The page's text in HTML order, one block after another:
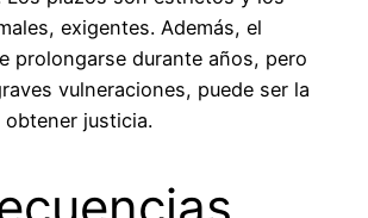
exigentes. Además, el
prolongarse durante años, pero
vulneraciones, puede ser la
obtener justicia.